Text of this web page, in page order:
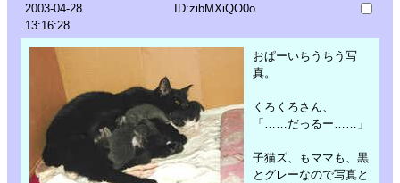
2003-04-28
13:16:28
ID:zibMXiQO0o
おぱーいちうちう写
真。
くろくろさん、
「……だっるー……」
子猫ズ、もママも、黒
とグレーなので写真と